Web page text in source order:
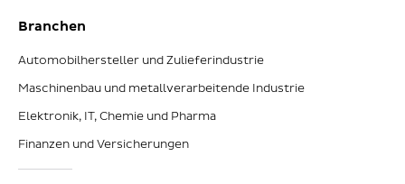
Branchen
Automobilhersteller und Zulieferindustrie
Maschinenbau und metallverarbeitende Industrie
Elektronik, IT, Chemie und Pharma
Finanzen und Versicherungen